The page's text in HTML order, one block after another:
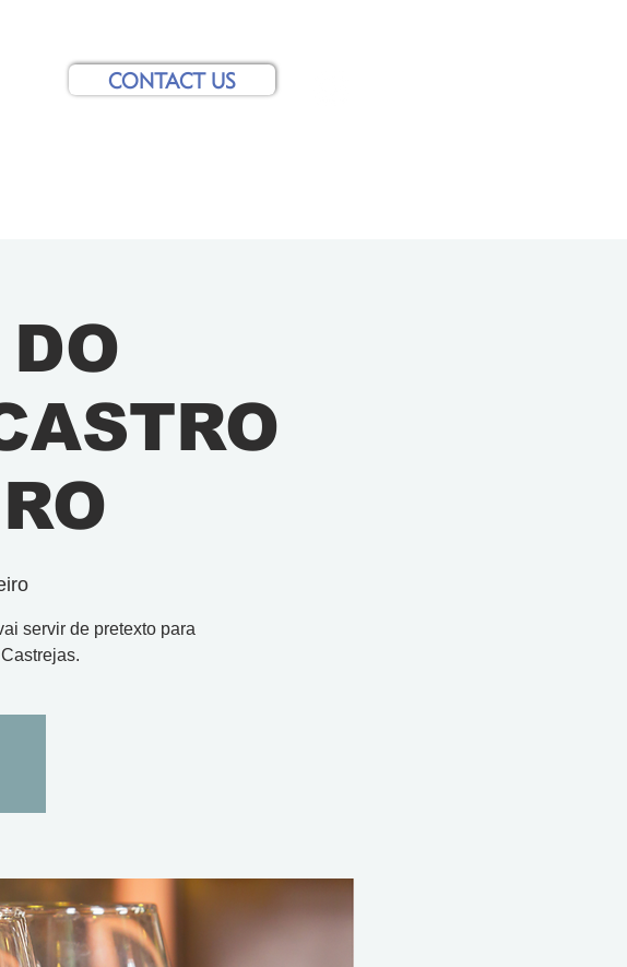
CONTACT US
servir de pretexto para